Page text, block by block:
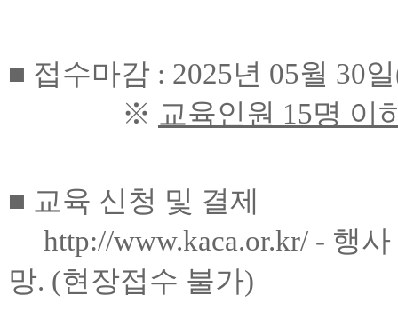
■ 접수마감 : 2025년 05월 30일
※ 교육인원 15명 이
■ 교육 신청 및 결제
http://www.kaca.or.kr/ - 행
망. (현장접수 불가)